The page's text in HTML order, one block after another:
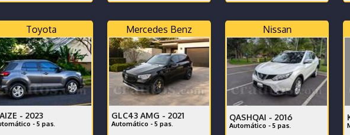
Toyota
- 2023
- 5 pas.
Mercedes Benz
GLC43 AMG - 2021
Automático - 5 pas.
Nissan
QASHQAI - 2016
Automático - 5 pas.